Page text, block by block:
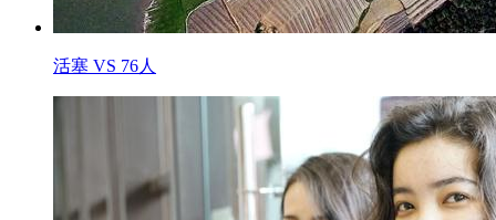
活塞 VS 76人